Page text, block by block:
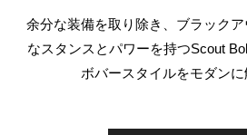
余分な装備を取り除き、ブラック
なスタンスとパワーを持つScout
ボバースタイルをモダンに